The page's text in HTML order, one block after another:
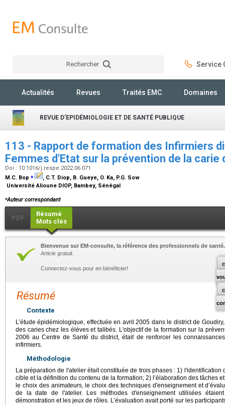
Rechercher Service
Actualités Revues Traités EMC Domaines
REVUE D'EPIDÉMIOLOGIE ET DE SANTÉ PUBLIQUE
113 - Rapport de formation des Infirmiers
Femmes d'Etat sur la prévention de la
Doi : 10.1016/j.respe.2022.06.071
M.C. Bop ⁎
, C.T. Diop, B. Gueye, O. Ka, P.G. Sow
Université Alioune DIOP, Bambey, Sénégal
⁎Auteur correspondant
PDF
Résumé
Mots clés
Bienvenue sur EM-consulte, la référence des professionnels de santé.
Article gratuit.
Connectez-vous pour en bénéficier!
Résumé
Contexte
L’étude épidémiologique, effectuée en avril 2005 dans le district de
des caries chez les élèves et talibés. L'objectif de la formation sur la
2006 au Centre de Santé du district, était de renforcer les
infirmiers.
Méthodologie
La préparation de l'atelier était constituée de trois phases : 1)
cible et la définition du contenu de la formation; 2) l’élaboration des tâches
le choix des animateurs, le choix des techniques d'enseignement et
de la date de l'atelier. Les méthodes d'enseignement utilisées
démonstration et les jeux de rôles. L’évaluation avait porté sur les